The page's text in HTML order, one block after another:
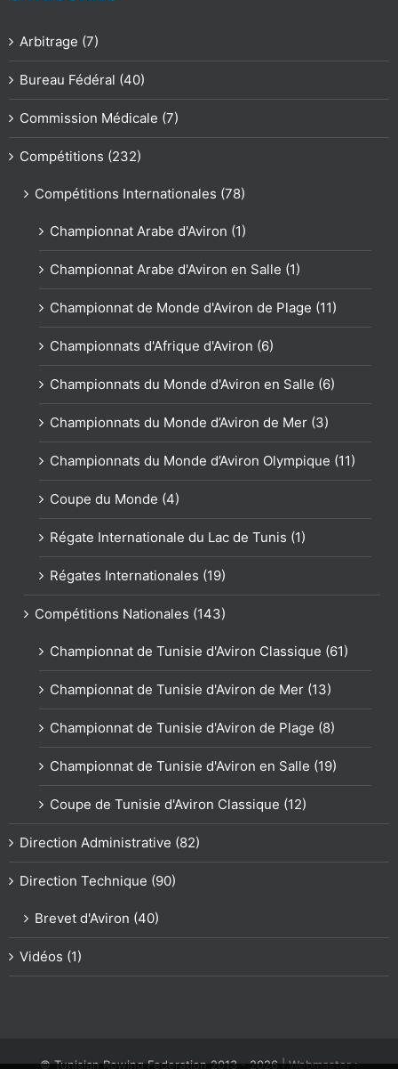
Arbitrage (7)
Bureau Fédéral (40)
Commission Médicale (7)
Compétitions (232)
Compétitions Internationales (78)
Championnat Arabe d'Aviron (1)
Championnat Arabe d'Aviron en Salle (1)
Championnat de Monde d'Aviron de Plage (11)
Championnats d'Afrique d'Aviron (6)
Championnats du Monde d'Aviron en Salle (6)
Championnats du Monde d’Aviron de Mer (3)
Championnats du Monde d’Aviron Olympique (11)
Coupe du Monde (4)
Régate Internationale du Lac de Tunis (1)
Régates Internationales (19)
Compétitions Nationales (143)
Championnat de Tunisie d'Aviron Classique (61)
Championnat de Tunisie d'Aviron de Mer (13)
Championnat de Tunisie d'Aviron de Plage (8)
Championnat de Tunisie d'Aviron en Salle (19)
Coupe de Tunisie d'Aviron Classique (12)
Direction Administrative (82)
Direction Technique (90)
Brevet d'Aviron (40)
Vidéos (1)
© Tunisian Rowing Federation 2013 -2026| Webmaster :